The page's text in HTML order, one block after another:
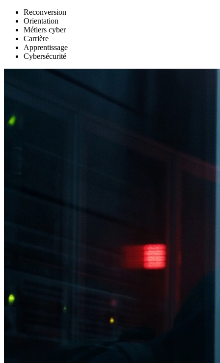
Reconversion
Orientation
Métiers cyber
Carrière
Apprentissage
Cybersécurité